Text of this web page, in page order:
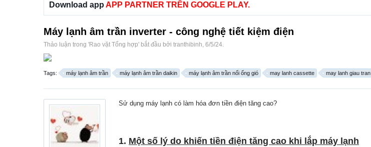
Download app APP PARTNER TRÊN GOOGLE PLAY.
Máy lạnh âm trần inverter - công nghệ tiết kiệm điện
Thảo luận trong 'Rao vặt Tổng hợp' bắt đầu bởi tranthibinh, 6/5/24.
Tags: máy lạnh âm trần máy lạnh âm trần daikin máy lạnh âm trần nối ống gió may lanh cassette may lanh giau tran
Sử dụng máy lạnh có làm hóa đơn tiền điện tăng cao?
1. Một số lý do khiến tiền điện tăng cao khi lắp máy lạnh